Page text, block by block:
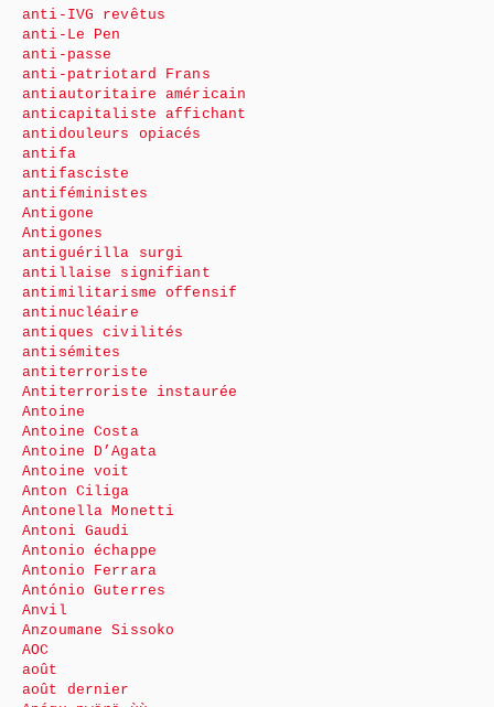
anti-IVG revêtus
anti-Le Pen
anti-passe
anti-patriotard Frans
antiautoritaire américain
anticapitaliste affichant
antidouleurs opiacés
antifa
antifasciste
antiféministes
Antigone
Antigones
antiguérilla surgi
antillaise signifiant
antimilitarisme offensif
antinucléaire
antiques civilités
antisémites
antiterroriste
Antiterroriste instaurée
Antoine
Antoine Costa
Antoine D’Agata
Antoine voit
Anton Ciliga
Antonella Monetti
Antoni Gaudi
Antonio échappe
Antonio Ferrara
António Guterres
Anvil
Anzoumane Sissoko
AOC
août
août dernier